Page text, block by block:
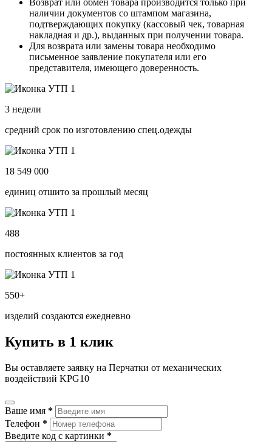
Возврат или обмен товара производится только при
наличии документов со штампом магазина,
подтверждающих покупку (кассовый чек, товарная
накладная и др.), выданных при получении товара.
Для возврата или замены товара необходимо
письменное заявление покупателя или его
представителя, имеющего доверенность.
3 недели
средний срок по изготовлению спец.одежды
18 549 000
единиц отшито за прошлый месяц
488
постоянных клиентов за год
550+
изделий создаются ежедневно
Купить в 1 клик
Вы оставляете заявку на Перчатки от механических
воздействий KPG10
Ваше имя *
Телефон *
Введите код с картинки *